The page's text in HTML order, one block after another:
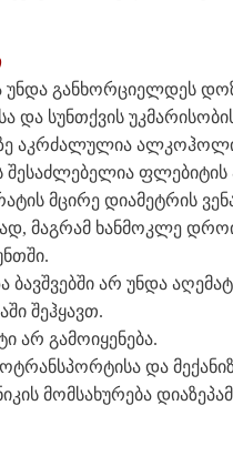
უნდა განხორციელდეს
სუნთქვის
აკრძალულია
შესაძლებელია
მცირე დიამეტრის
მაგრამ ხანმოკლე
არ უნდა
შეჰყავთ.
არ გამოიყენება.
და
მომსახურება